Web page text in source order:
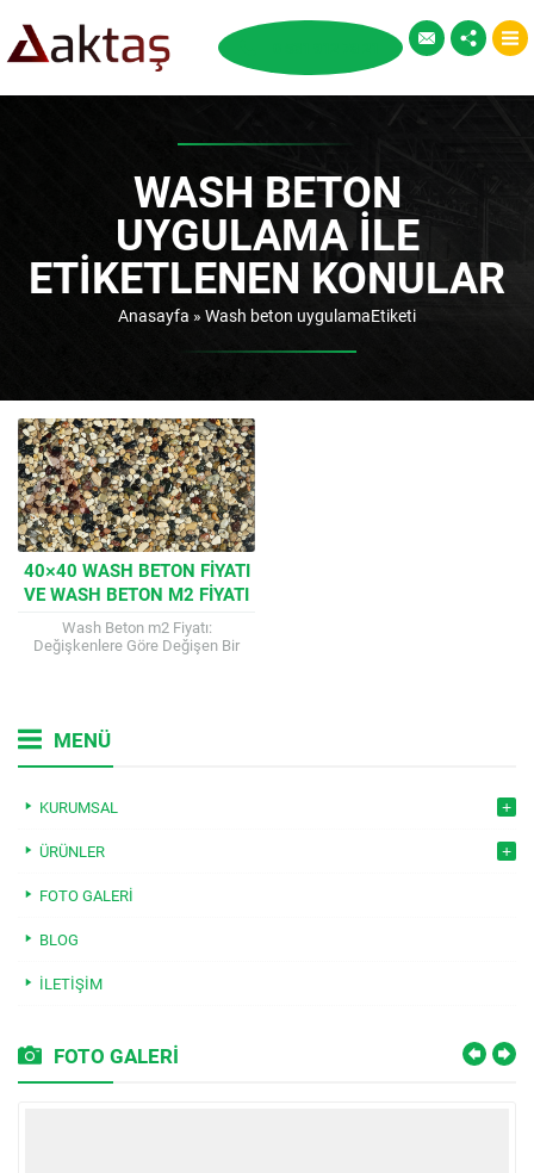
WASH BETON
UYGULAMA ILE
ETIKETLENEN KONULAR
Anasayfa » Wash beton uygulamaEtiketi
40×40 WASH BETON FIYATI
VE WASH BETON M2 FIYATI
Wash Beton m2 Fiyatı:
Değişkenlere Göre Değişen Bir
MENÜ
KURUMSAL
ÜRÜNLER
FOTO GALERI
BLOG
İLETIŞIM
FOTO GALERİ